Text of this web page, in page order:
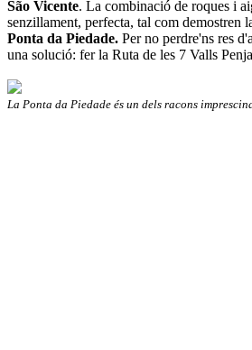
São Vicente. La combinació de roques i
senzillament, perfecta, tal com demostren
Ponta da Piedade. Per no perdre'ns res
una solució: fer la Ruta de les 7
La Ponta da Piedade és un dels racons